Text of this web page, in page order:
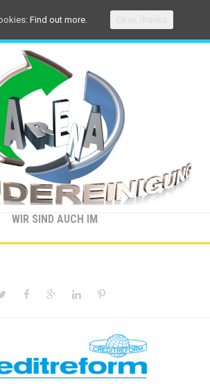
WIR SIND AUCH IM
Find out more.